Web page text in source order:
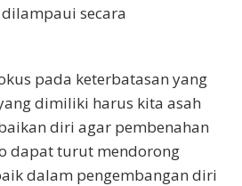
secara
pada keterbatasan yang
dimiliki harus kita asah
diri agar pembenahan
dapat turut mendorong
dalam pengembangan diri